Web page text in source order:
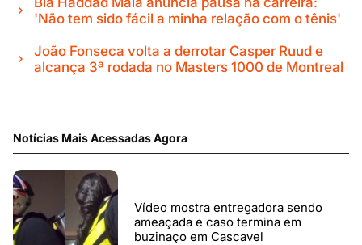
'Não tem sido fácil a minha relação com o tênis'
João Fonseca volta a derrotar Casper Ruud e
alcança 3ª rodada no Masters 1000 de Montreal
Notícias Mais Acessadas Agora
Vídeo mostra entregadora sendo
ameaçada e caso termina em
buzinaço em Cascavel